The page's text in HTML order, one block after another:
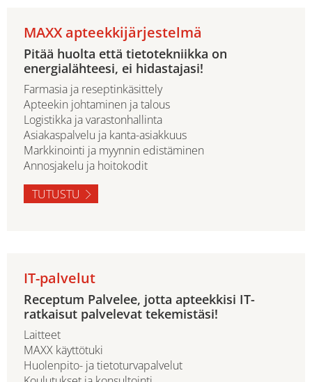
MAXX apteekkijärjestelmä
Pitää huolta että tietotekniikka on
energialähteesi, ei hidastajasi!
Farmasia ja reseptinkäsittely
Apteekin johtaminen ja talous
Logistikka ja varastonhallinta
Asiakaspalvelu ja kanta-asiakkuus
Markkinointi ja myynnin edistäminen
Annosjakelu ja hoitokodit
TUTUSTU
IT-palvelut
Receptum Palvelee, jotta apteekkisi IT-
ratkaisut palvelevat tekemistäsi!
Laitteet
MAXX käyttötuki
Huolenpito- ja tietoturvapalvelut